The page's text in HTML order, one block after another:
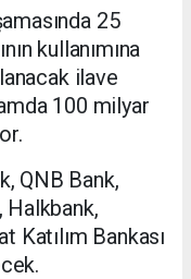
25
kullanımına
ilave
100 milyar
QNB Bank,
Halkbank,
Katılım Bankası